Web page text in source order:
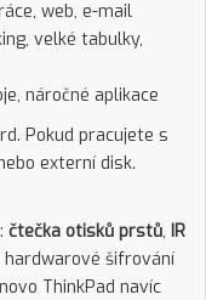
web, e-mail
velké tabulky,
náročné aplikace
Pokud pracujete s
externí disk.
čtečka otisků prstů, IR
hardwarové šifrování
ThinkPad navíc